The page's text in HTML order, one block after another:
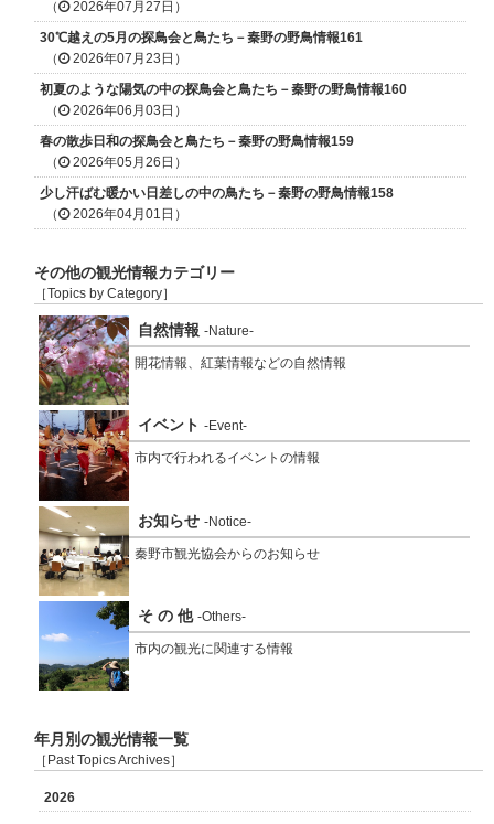
（
2026年07月27日）
30℃越えの5月の探鳥会と鳥たち－秦野の野鳥情報161
（
2026年07月23日）
初夏のような陽気の中の探鳥会と鳥たち－秦野の野鳥情報160
（
2026年06月03日）
春の散歩日和の探鳥会と鳥たち－秦野の野鳥情報159
（
2026年05月26日）
少し汗ばむ暖かい日差しの中の鳥たち－秦野の野鳥情報158
（
2026年04月01日）
その他の観光情報カテゴリー
［Topics by Category］
自然情報 -Nature-
開花情報、紅葉情報などの自然情報
イベント -Event-
市内で行われるイベントの情報
お知らせ -Notice-
秦野市観光協会からのお知らせ
そ の 他 -Others-
市内の観光に関連する情報
年月別の観光情報一覧
［Past Topics Archives］
2026